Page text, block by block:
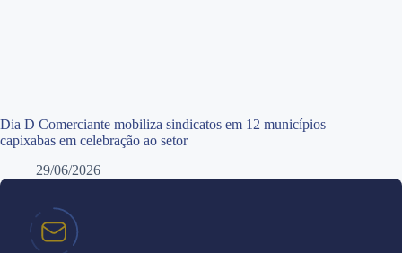
Dia D Comerciante mobiliza sindicatos em 12 municípios
capixabas em celebração ao setor
29/06/2026